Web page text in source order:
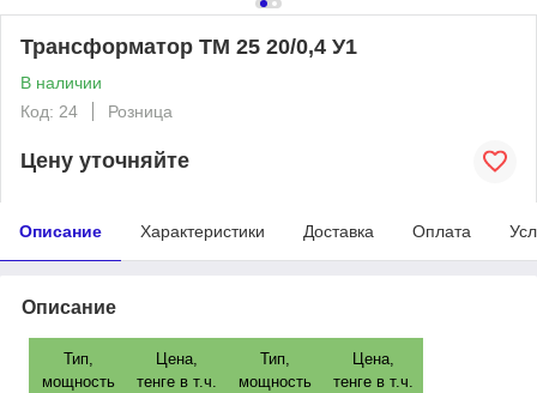
Трансформатор ТМ 25 20/0,4 У1
В наличии
Код: 24
Розница
Цену уточняйте
Описание Характеристики Доставка Оплата
Описание
Тип,
мощность
Цена,
тенге в т.ч.
Тип,
мощность
Цена,
тенге в т.ч.